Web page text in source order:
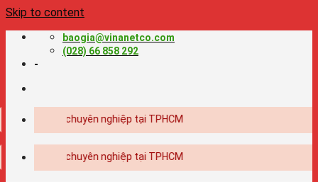
Skip to content
baogia@vinanetco.com
(028) 66 858 292
-
- in ấn chuyên nghiệp tại TPHCM
- in ấn chuyên nghiệp tại TPHCM